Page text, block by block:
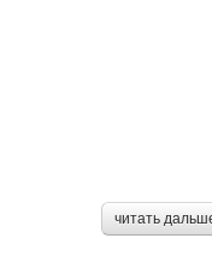
читать